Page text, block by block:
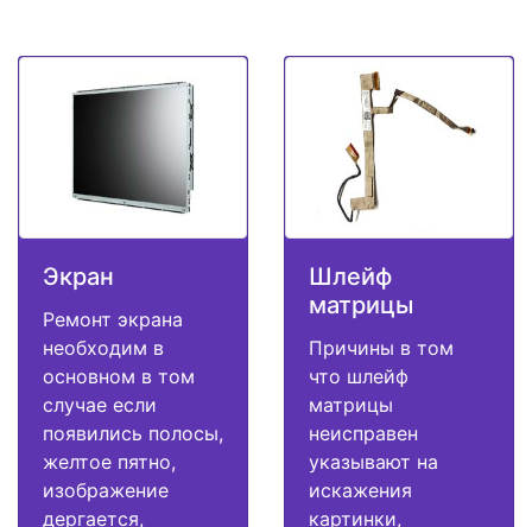
Экран
Ремонт экрана
необходим в
основном в том
случае если
появились полосы,
желтое пятно,
изображение
дергается,
Шлейф
матрицы
Причины в том
что шлейф
матрицы
неисправен
указывают на
искажения
картинки,